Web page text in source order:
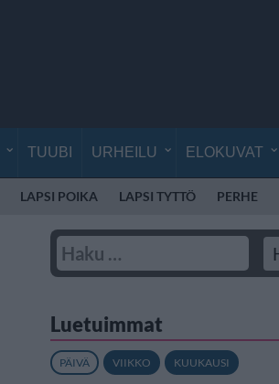
TUUBI URHEILU ELOKUVAT
LAPSI POIKA LAPSI TYTTÖ PERHE
Luetuimmat
PÄIVÄ VIIKKO KUUKAUSI